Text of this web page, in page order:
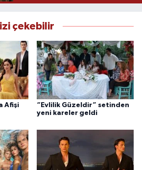
çekebilir
Afişi
“Evlilik Güzeldir” setinden
yeni kareler geldi